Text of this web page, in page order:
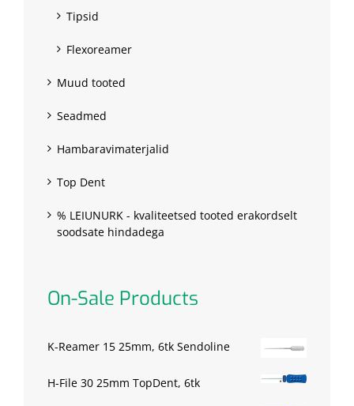
Tipsid
Flexoreamer
Muud tooted
Seadmed
Hambaravimaterjalid
Top Dent
% LEIUNURK - kvaliteetsed tooted erakordselt
soodsate hindadega
On-Sale Products
K-Reamer 15 25mm, 6tk Sendoline
H-File 30 25mm TopDent, 6tk